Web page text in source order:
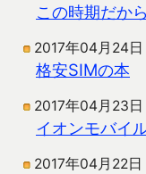
この時期だか
2017年04月24日
格安SIMの本
2017年04月23日
イオンモバイ
2017年04月22日